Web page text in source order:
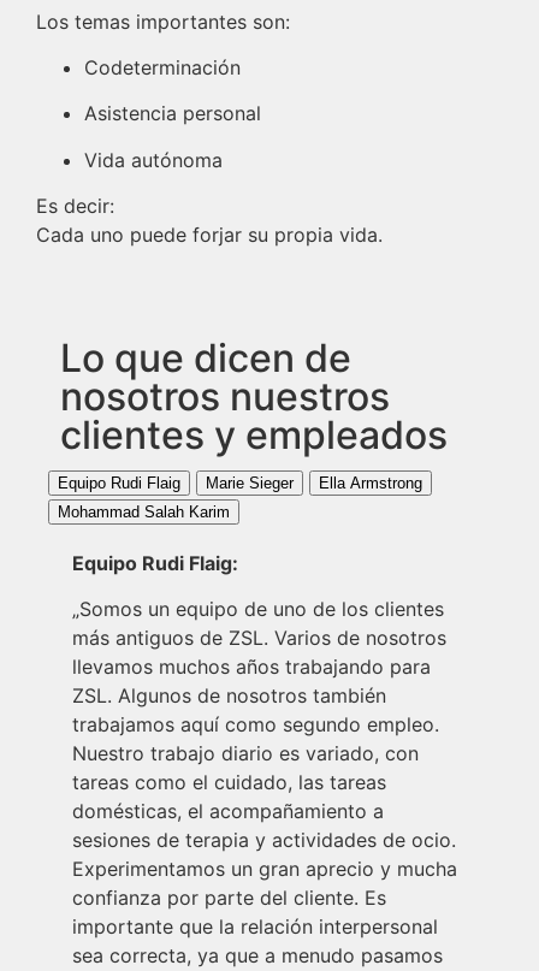
Los temas importantes son:
Codeterminación
Asistencia personal
Vida autónoma
Es decir:
Cada uno puede forjar su propia vida.
Lo que dicen de
nosotros nuestros
clientes y empleados
Equipo Rudi Flaig Marie Sieger
Ella Armstrong
Mohammad Salah Karim
Equipo Rudi Flaig:
„Somos un equipo de uno de los clientes
más antiguos de ZSL. Varios de nosotros
llevamos muchos años trabajando para
ZSL. Algunos de nosotros también
trabajamos aquí como segundo empleo.
Nuestro trabajo diario es variado, con
tareas como el cuidado, las tareas
domésticas, el acompañamiento a
sesiones de terapia y actividades de ocio.
Experimentamos un gran aprecio y mucha
confianza por parte del cliente. Es
importante que la relación interpersonal
sea correcta, ya que a menudo pasamos